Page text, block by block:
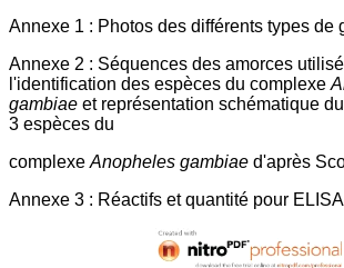
Annexe 1 : Photos des différents types de
Annexe 2 : Séquences des amorces
l'identification des espèces du complexe
gambiae et représentation schématique
3 espèces du
complexe Anopheles gambiae d'après
Annexe 3 : Réactifs et quantité pour